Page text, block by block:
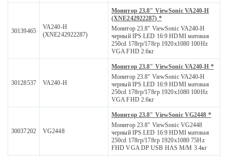
30139465
VA240-H
(XNE242922287)
Монитор 23.8" ViewSonic VA240-H
(XNE242922287) *
Монитор 23.8" ViewSonic VA240-H
черный IPS LED 16:9 HDMI матовая
250cd 178гр/178гр 1920x1080 100Hz
VGA FHD 2.6кг
30128537 VA240-H
Монитор 23.8" ViewSonic VA240-H *
Монитор 23.8" ViewSonic VA240-H
черный IPS LED 16:9 HDMI матовая
250cd 178гр/178гр 1920x1080 100Hz
VGA FHD 2.6кг
30037202 VG2448
Монитор 23.8" ViewSonic VG2448 *
Монитор 23.8" ViewSonic VG2448
черный IPS LED 16:9 HDMI матовая
250cd 178гр/178гр 1920x1080 75Hz
FHD VGA DP USB HAS M/M 3.4кг